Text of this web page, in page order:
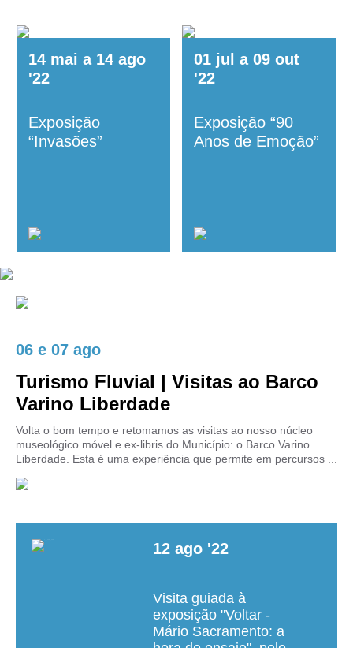
14 mai a 14 ago
'22
Exposição
“Invasões”
01 jul a 09 out
'22
Exposição “90
Anos de Emoção”
06 e 07 ago
Turismo Fluvial | Visitas ao Barco
Varino Liberdade
Volta o bom tempo e retomamos as visitas ao nosso núcleo
museológico móvel e ex-libris do Município: o Barco Varino
Liberdade. Esta é uma experiência que permite em percursos ...
12 ago '22
Visita guiada à
exposição "Voltar -
Mário Sacramento: a